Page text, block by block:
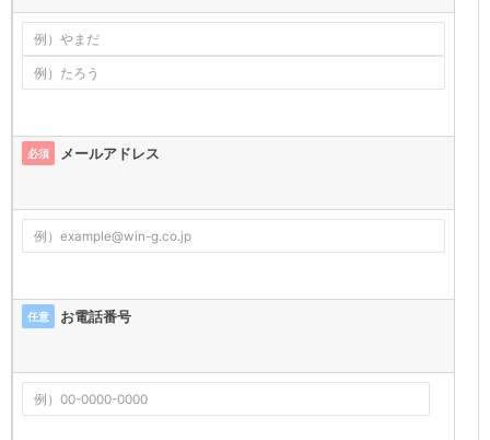
必須 メールアドレス
任意 お電話番号